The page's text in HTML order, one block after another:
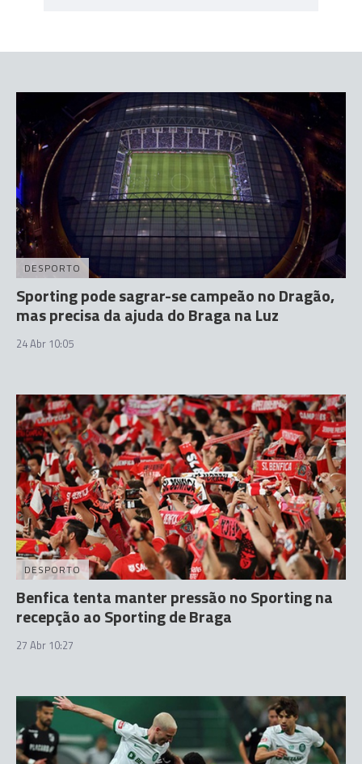
DESPORTO
Sporting pode sagrar-se campeão no Dragão,
mas precisa da ajuda do Braga na Luz
24 Abr 10:05
DESPORTO
Benfica tenta manter pressão no Sporting na
recepção ao Sporting de Braga
27 Abr 10:27